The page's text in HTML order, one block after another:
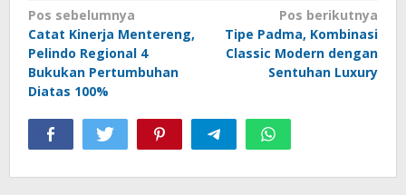
Navigasi
pos
Pos sebelumnya
Catat Kinerja Mentereng,
Pelindo Regional 4
Bukukan Pertumbuhan
Diatas 100%
Pos berikutnya
Tipe Padma, Kombinasi
Classic Modern dengan
Sentuhan Luxury